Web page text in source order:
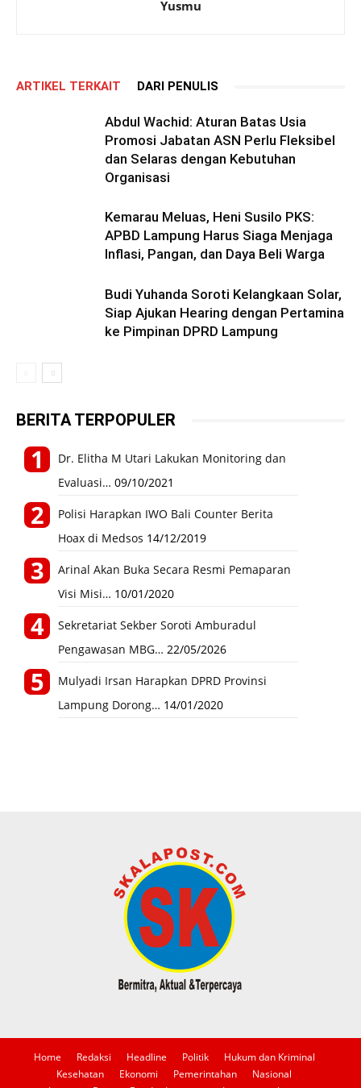
Yusmu
ARTIKEL TERKAIT DARI PENULIS
Abdul Wachid: Aturan Batas Usia
Promosi Jabatan ASN Perlu Fleksibel
dan Selaras dengan Kebutuhan
Organisasi
Kemarau Meluas, Heni Susilo PKS:
APBD Lampung Harus Siaga Menjaga
Inflasi, Pangan, dan Daya Beli Warga
Budi Yuhanda Soroti Kelangkaan Solar,
Siap Ajukan Hearing dengan Pertamina
ke Pimpinan DPRD Lampung
BERITA TERPOPULER
Dr. Elitha M Utari Lakukan Monitoring dan
Evaluasi… 09/10/2021
Polisi Harapkan IWO Bali Counter Berita
Hoax di Medsos 14/12/2019
Arinal Akan Buka Secara Resmi Pemaparan
Visi Misi… 10/01/2020
Sekretariat Sekber Soroti Amburadul
Pengawasan MBG… 22/05/2026
Mulyadi Irsan Harapkan DPRD Provinsi
Lampung Dorong… 14/01/2020
Home Redaksi Headline Politik
Hukum dan Kriminal
Kesehatan
Ekonomi Pemerintahan
Nasional